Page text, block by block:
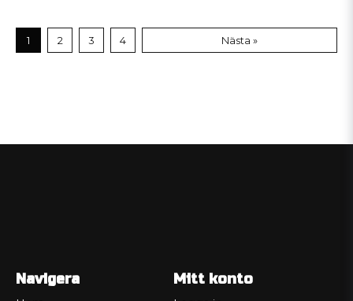
1 2 3 4 Nästa »
Navigera Mitt konto